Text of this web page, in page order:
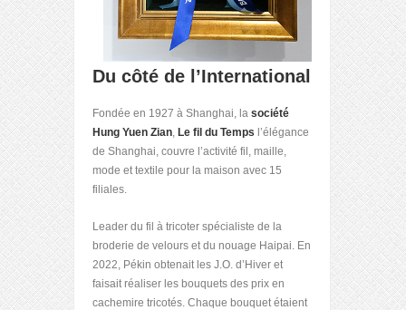
Du côté de l’International
Fondée en 1927 à Shanghai, la société
Hung Yuen Zian, Le fil du Temps l’élégance
de Shanghai, couvre l’activité fil, maille,
mode et textile pour la maison avec 15
filiales.
Leader du fil à tricoter spécialiste de la
broderie de velours et du nouage Haipai. En
2022, Pékin obtenait les J.O. d’Hiver et
faisait réaliser les bouquets des prix en
cachemire tricotés. Chaque bouquet étaient